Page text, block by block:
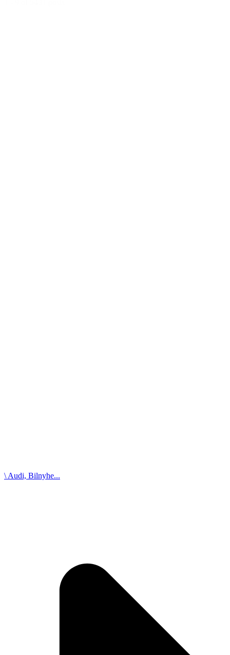
\ Audi, Bilnyhe...